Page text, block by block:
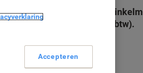
wordt toegevoegd aan uw
of meer bedraagt (excl. btw).
winkelwagen bekijken
Accepteren